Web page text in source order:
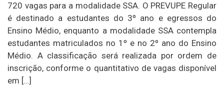
720 vagas para a modalidade SSA. O PREVUPE Regular
é destinado a estudantes do 3º ano e egressos do
Ensino Médio, enquanto a modalidade SSA contempla
estudantes matriculados no 1º e no 2º ano do Ensino
Médio. A classificação será realizada por ordem de
inscrição, conforme o quantitativo de vagas disponível
em […]